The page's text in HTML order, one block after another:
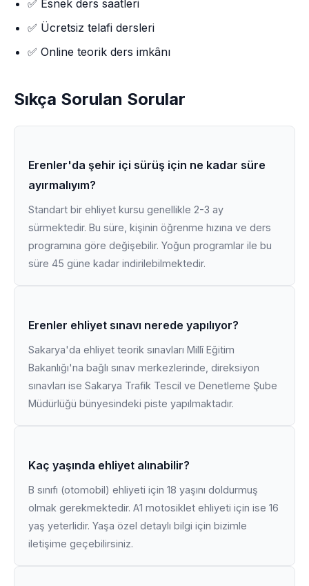
✅ Esnek ders saatleri
✅ Ücretsiz telafi dersleri
✅ Online teorik ders imkânı
Sıkça Sorulan Sorular
Erenler'da şehir içi sürüş için ne kadar süre
ayırmalıyım?
Standart bir ehliyet kursu genellikle 2-3 ay
sürmektedir. Bu süre, kişinin öğrenme hızına ve ders
programına göre değişebilir. Yoğun programlar ile bu
süre 45 güne kadar indirilebilmektedir.
Erenler ehliyet sınavı nerede yapılıyor?
Sakarya'da ehliyet teorik sınavları Millî Eğitim
Bakanlığı'na bağlı sınav merkezlerinde, direksiyon
sınavları ise Sakarya Trafik Tescil ve Denetleme Şube
Müdürlüğü bünyesindeki piste yapılmaktadır.
Kaç yaşında ehliyet alınabilir?
B sınıfı (otomobil) ehliyeti için 18 yaşını doldurmuş
olmak gerekmektedir. A1 motosiklet ehliyeti için ise 16
yaş yeterlidir. Yaşa özel detaylı bilgi için bizimle
iletişime geçebilirsiniz.